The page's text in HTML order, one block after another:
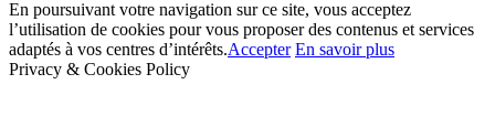
En poursuivant votre navigation sur ce site, vous acceptez
l’utilisation de cookies pour vous proposer des contenus et services
adaptés à vos centres d’intérêts.Accepter En savoir plus
Privacy & Cookies Policy